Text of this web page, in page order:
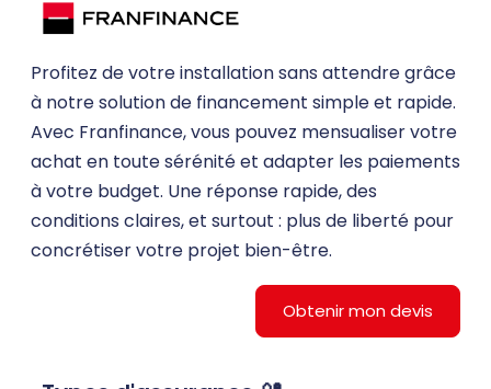
Profitez de votre installation sans attendre grâce
à notre solution de financement simple et rapide.
Avec Franfinance, vous pouvez mensualiser votre
achat en toute sérénité et adapter les paiements
à votre budget. Une réponse rapide, des
conditions claires, et surtout : plus de liberté pour
concrétiser votre projet bien-être.
Obtenir mon devis